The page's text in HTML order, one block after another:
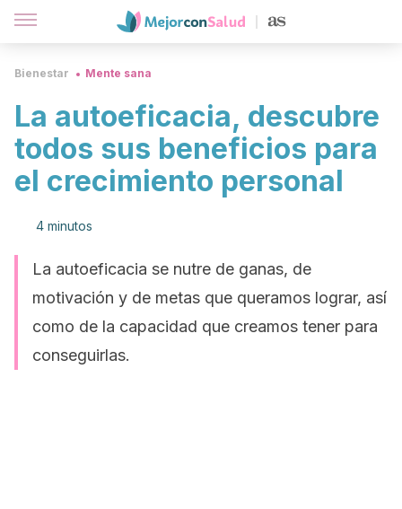
Bienestar Mente sana
La autoeficacia, descubre
todos sus beneficios para
el crecimiento personal
4 minutos
La autoeficacia se nutre de ganas, de
motivación y de metas que queramos lograr, así
como de la capacidad que creamos tener para
conseguirlas.